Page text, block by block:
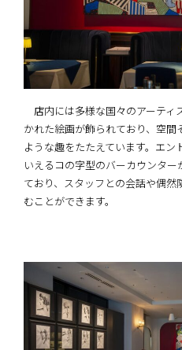
店内には多様な国々のアーティ
かれた絵画が飾られており、空
ような趣をたたえています。エ
いえるコの字型のバーカウンタ
ており、スタッフとの会話や偶
むことができます。